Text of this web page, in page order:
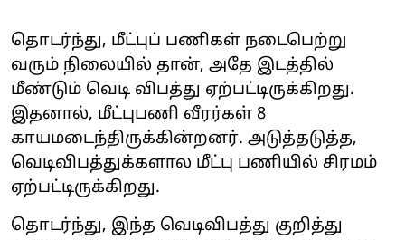
தொடர்ந்து, மீட்புப் பணிகள் நடைபெற்று
வரும் நிலையில் தான், அதே இடத்தில்
மீண்டும் வெடி விபத்து ஏற்பட்டிருக்கிறது.
இதனால், மீட்புபணி வீரர்கள் 8
காயமடைந்திருக்கின்றனர். அடுத்தடுத்த,
வெடிவிபத்துக்களால மீட்பு பணியில் சிரமம்
ஏற்பட்டிருக்கிறது.
தொடர்ந்து, இந்த வெடிவிபத்து குறித்து